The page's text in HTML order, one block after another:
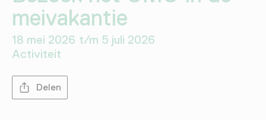
meivakantie
18 mei 2026 t/m 5 juli 2026
Activiteit
Delen